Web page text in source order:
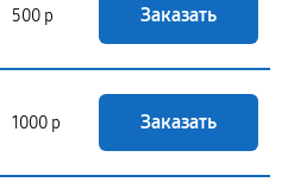
500 р Заказать
1000 р Заказать